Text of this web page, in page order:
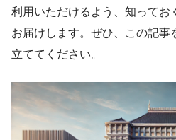
利用いただけるよう、知ってお
お届けします。ぜひ、この記事
立ててください。